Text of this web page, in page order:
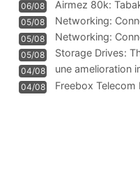
06/08
Airmez 80k:
Technologie und
05/08 Networking:
05/08
Networking:
Information
05/08
Storage Drives:
Management
04/08
une amelioration
WIFI
04/08
Freebox